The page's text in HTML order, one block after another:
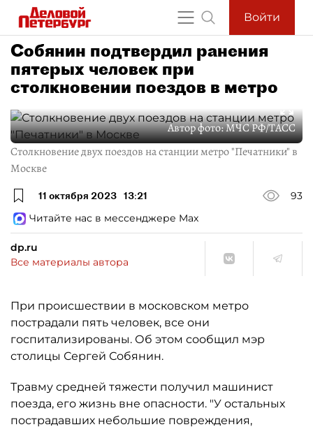
Войти
Собянин подтвердил ранения
пятерых человек при
столкновении поездов в метро
Автор фото:МЧС РФ/ТАСС
Столкновение двух поездов на станции метро "Печатники" в
Москве
11 октября 2023 13:21
93
Читайте нас в мессенджере Max
dp.ru
Все материалы автора
При происшествии в московском метро
пострадали пять человек, все они
госпитализированы. Об этом сообщил мэр
столицы Сергей Собянин.
Травму средней тяжести получил машинист
поезда, его жизнь вне опасности. "У остальных
пострадавших небольшие повреждения,